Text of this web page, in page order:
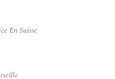
En Suisse